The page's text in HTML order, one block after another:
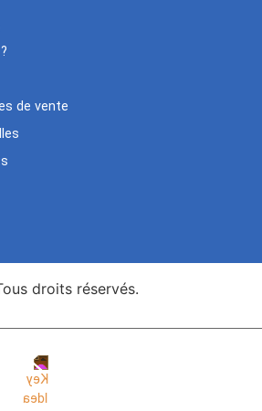
de vente
droits réservés.